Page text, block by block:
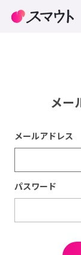
メー
メールアドレス
パスワード